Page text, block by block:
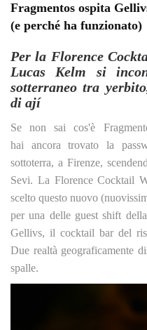
Fragmentos ospita
(e perché ha funzionato)
Per la Florence
Lucas Kelm si
sotterraneo tra
di ají
Se non sai cos'è
hai ancora trovato la
sottoterra, a Firenze,
Sevi. La Florence Cocktail
scelto questo nuovo
per una delle guest shift
Gellivs, il cocktail bar del
Due realtà geograficamente
spalle.